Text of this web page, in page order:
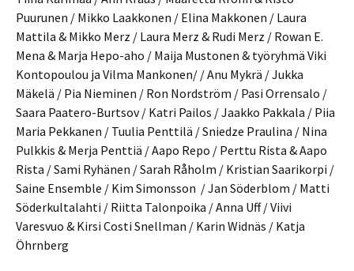
Puurunen / Mikko Laakkonen / Elina Makkonen / Laura
Mattila & Mikko Merz / Laura Merz & Rudi Merz / Rowan E.
Mena & Marja Hepo-aho / Maija Mustonen & työryhmä Viki
Kontopoulou ja Vilma Mankonen/ / Anu Mykrä / Jukka
Mäkelä / Pia Nieminen / Ron Nordström / Pasi Orrensalo /
Saara Paatero-Burtsov / Katri Pailos / Jaakko Pakkala / Piia
Maria Pekkanen / Tuulia Penttilä / Sniedze Praulina / Nina
Pulkkis & Merja Penttiä / Aapo Repo / Perttu Rista & Aapo
Rista / Sami Ryhänen / Sarah Råholm / Kristian Saarikorpi /
Saine Ensemble / Kim Simonsson / Jan Söderblom / Matti
Söderkultalahti / Riitta Talonpoika / Anna Uff / Viivi
Varesvuo & Kirsi Costi Snellman / Karin Widnäs / Katja
Öhrnberg